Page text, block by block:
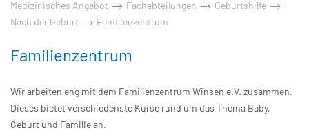
Medizinisches Angebot Fachabteilungen
Geburtshilfe
Nach der Geburt
Familienzentrum
Familienzentrum
Wir arbeiten eng mit dem Familienzentrum Winsen e.V. zusammen.
Dieses bietet verschiedenste Kurse rund um das Thema Baby,
Geburt und Familie an.